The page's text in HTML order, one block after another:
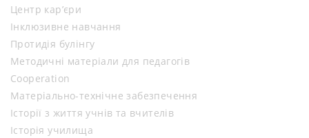
Центр кар’єри
Інклюзивне навчання
Протидія булінгу
Методичні матеріали для педагогів
Cooperation
Матеріально-технічне забезпечення
Історії з життя учнів та вчителів
Історія училища